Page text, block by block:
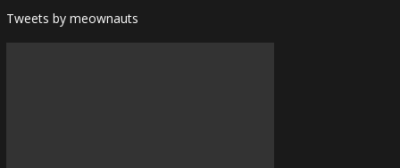
Tweets by meownauts